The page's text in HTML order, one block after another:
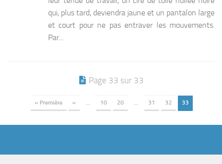
qui, plus tard, deviendra jaune et un pantalon large
et court pour ne pas entraver les mouvements.
Par...
Page 33 sur 33
« Première « … 10 20 … 31 32 33